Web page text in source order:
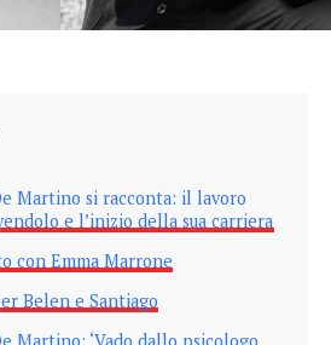
Martino si racconta: il lavoro
e l’inizio della sua carriera
con Emma Marrone
Belen e Santiago